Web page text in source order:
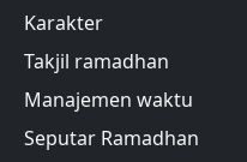
Karakter
Takjil ramadhan
Manajemen waktu
Seputar Ramadhan